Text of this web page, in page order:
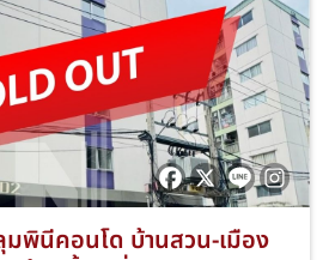
พินีคอนโด บ้านสวน-เมือง